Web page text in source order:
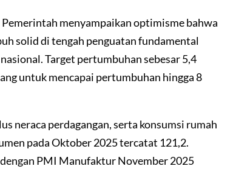
menyampaikan optimisme bahwa
solid di tengah penguatan fundamental
Target pertumbuhan sebesar 5,4
untuk mencapai pertumbuhan hingga 8
neraca perdagangan, serta konsumsi rumah
pada Oktober 2025 tercatat 121,2.
PMI Manufaktur November 2025